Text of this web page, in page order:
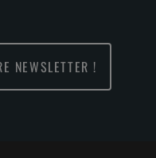
NEWSLETTER !